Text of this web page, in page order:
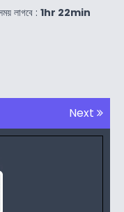
লাগবে : 1hr 22min
Next